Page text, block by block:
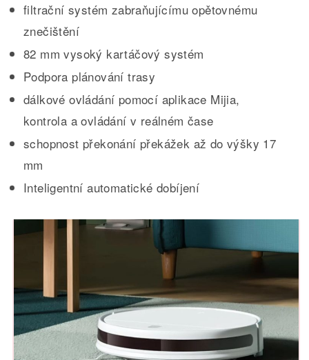
filtrační systém zabraňujícímu opětovnému
znečištění
82 mm vysoký kartáčový systém
Podpora plánování trasy
dálkové ovládání pomocí aplikace Mijia,
kontrola a ovládání v reálném čase
schopnost překonání překážek až do výšky 17
mm
Inteligentní automatické dobíjení